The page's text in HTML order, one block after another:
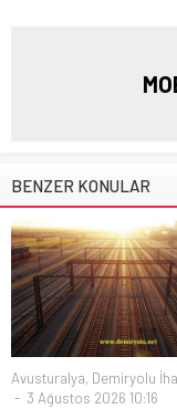
BENZER KONULAR
Avusturalya, Demiryolu
3 Ağustos 2026 10:16